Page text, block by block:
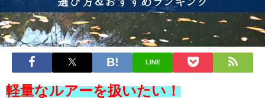
LINE
軽量なルアーを扱いたい！